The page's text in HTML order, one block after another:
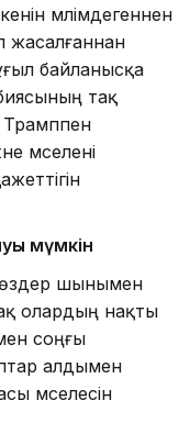
мәлімдегеннен
жасалғаннан
байланысқа
тақ
мәселені
мүмкін
шынымен
олардың нақты
соңғы
алдымен
мәселесін